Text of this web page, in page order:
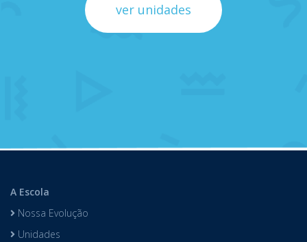
ver unidades
A Escola
Nossa Evolução
Unidades